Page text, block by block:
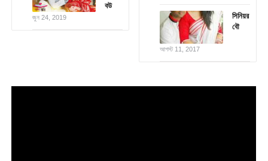
বউ
জুন 24, 2019
সিনিয়র
বৌ
আগস্ট 11, 2017